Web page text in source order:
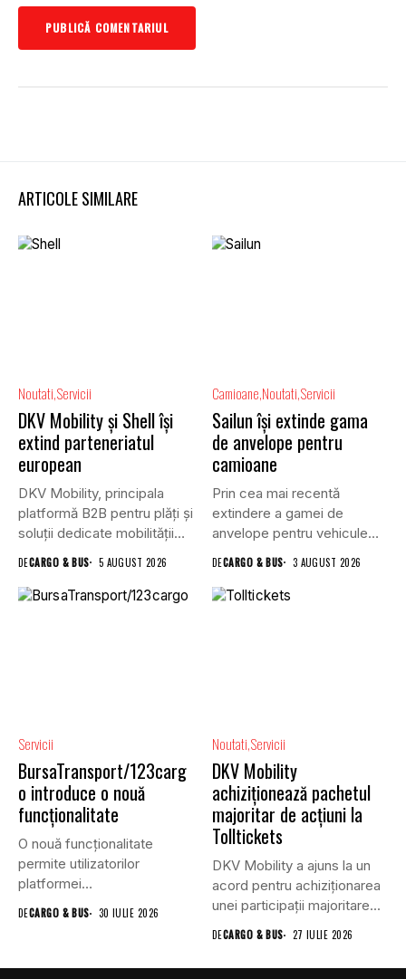
ARTICOLE SIMILARE
Noutati Servicii
DKV Mobility și Shell își
extind parteneriatul
european
DKV Mobility, principala
platformă B2B pentru plăți și
soluții dedicate mobilității
DECARGO & BUS 5 AUGUST 2026
Camioane Noutati Servicii
Sailun își extinde gama
de anvelope pentru
camioane
Prin cea mai recentă
extindere a gamei de
anvelope pentru vehicule
DECARGO & BUS 3 AUGUST 2026
Servicii
BursaTransport/123carg
o introduce o nouă
funcționalitate
O nouă funcționalitate
permite utilizatorilor
platformei
BursaTransport/123cargo să
își evalueze partenerii
DECARGO & BUS 30 IULIE 2026
Noutati Servicii
DKV Mobility
achiziționează pachetul
majoritar de acțiuni la
Tolltickets
DKV Mobility a ajuns la un
acord pentru achiziționarea
unei participații majoritare...
DECARGO & BUS 27 IULIE 2026